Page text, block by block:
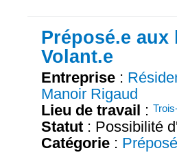
Préposé.e
Volant.e
Entreprise :
Manoir Rigaud
Lieu de travail :
Statut : Possibilité
Catégorie :